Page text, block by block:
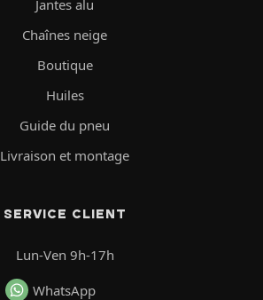
Jantes alu
Chaînes neige
Boutique
Huiles
Guide du pneu
Livraison et montage
SERVICE CLIENT
Lun-Ven 9h-17h
WhatsApp